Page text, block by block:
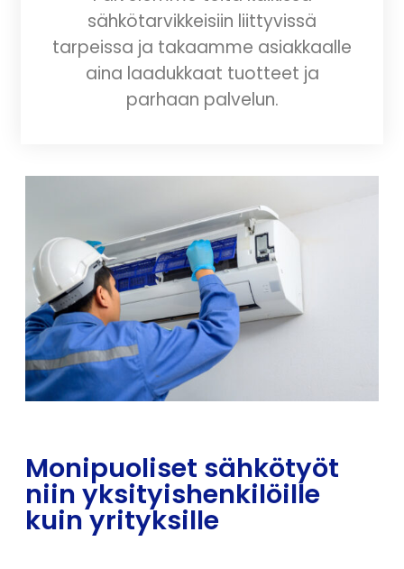
sähkötarvikkeisiin liittyvissä
tarpeissa ja takaamme asiakkaalle
aina laadukkaat tuotteet ja
parhaan palvelun.
Monipuoliset sähkötyöt
niin yksityishenkilöille
kuin yrityksille